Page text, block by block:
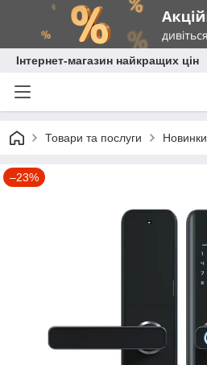
Інтернет-магазин найкращих цін
Товари та послуги Новинки
–23%